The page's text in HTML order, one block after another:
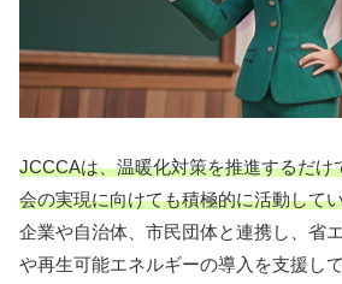
JCCCAは、温暖化対策を推進するだけ
会の実現に向けても積極的に活動して
企業や自治体、市民団体と連携し、省
や再生可能エネルギーの導入を支援し